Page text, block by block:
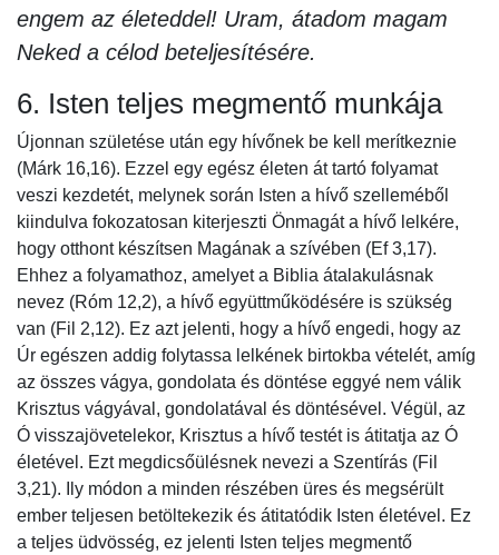
engem az életeddel! Uram, átadom magam
Neked a célod beteljesítésére.
6. Isten teljes megmentő munkája
Újonnan születése után egy hívőnek be kell merítkeznie
(Márk 16,16). Ezzel egy egész életen át tartó folyamat
veszi kezdetét, melynek során Isten a hívő szelleméből
kiindulva fokozatosan kiterjeszti Önmagát a hívő lelkére,
hogy otthont készítsen Magának a szívében (Ef 3,17).
Ehhez a folyamathoz, amelyet a Biblia átalakulásnak
nevez (Róm 12,2), a hívő együttműködésére is szükség
van (Fil 2,12). Ez azt jelenti, hogy a hívő engedi, hogy az
Úr egészen addig folytassa lelkének birtokba vételét, amíg
az összes vágya, gondolata és döntése eggyé nem válik
Krisztus vágyával, gondolatával és döntésével. Végül, az
Ó visszajövetelekor, Krisztus a hívő testét is átitatja az Ó
életével. Ezt megdicsőülésnek nevezi a Szentírás (Fil
3,21). Ily módon a minden részében üres és megsérült
ember teljesen betöltekezik és átitatódik Isten életével. Ez
a teljes üdvösség, ez jelenti Isten teljes megmentő